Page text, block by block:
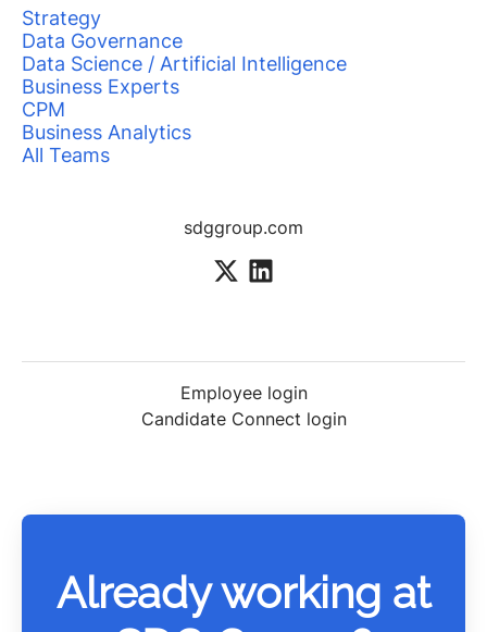
Strategy
Data Governance
Data Science / Artificial Intelligence
Business Experts
CPM
Business Analytics
All Teams
sdggroup.com
Employee login
Candidate Connect login
Already working at